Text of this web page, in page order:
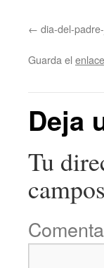
dia-del-
Guarda el
Deja
Tu